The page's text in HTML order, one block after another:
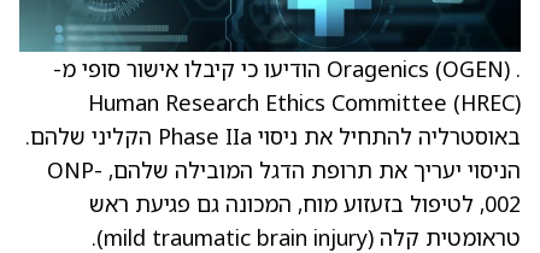
. Oragenics (OGEN) הודיעו כי קיבלו אישור סופי מ-
Human Research Ethics Committee (HREC)
באוסטרליה להתחיל את ניסוי Phase IIa הקליני שלהם.
הניסוי יעריך את תרופת הדגל המובילה שלהם, ONP-
002, לטיפול בזעזוע מוח, המכונה גם פגיעת ראש
טראומטית קלה (mild traumatic brain injury).